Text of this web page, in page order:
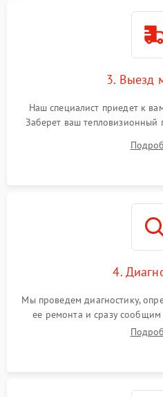
3. Выезд
Наш специалист приедет к
Заберет ваш тепловизионный
4.
Мы проведем диагностику,
ее ремонта и сразу